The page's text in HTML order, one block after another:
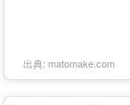
出典: matomake.com